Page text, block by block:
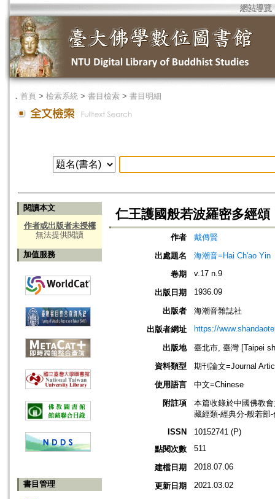
網站導覽
． 首頁 > 檢索系統 > 書目檢索 > 書目明細
閱讀本文
作者或出版者未授權
無法提供閱讀
加值服務
書目管理
仁王護國般若波羅密多經頌
作者
戴傳賢
出處題名
海潮音=Hai Ch'ao Yin
卷期
v.17 n.9
出版日期 1936.09
出版者
海潮音雜誌社
出版者網址
https://
出版地
臺北市, 臺灣 [Taipei
資料類型
期刊論文=Journal
使用語言
中文=Chinese
附註項
本篇收錄於中國佛教
藏經類-經典分-般若部
ISSN
10152741 (P)
點閱次數
511
建檔日期 2018.07.06
更新日期 2021.03.02